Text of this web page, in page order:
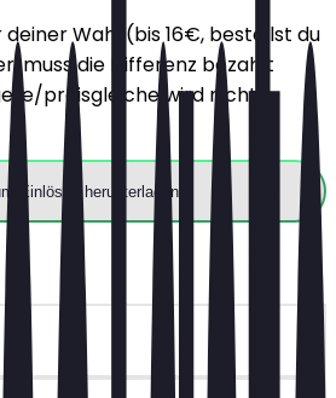
deiner Wahl (bis 16€, bestellst du
muss die Differenz bezahlt
preisgleiche wird nicht
Einlösen herunterladen